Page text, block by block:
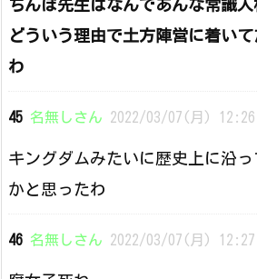
ちんぽ先生はなんであんな常識
どういう理由で土方陣営に着い
わ
45 名無しさん 2022/03/07(月)
キングダムみたいに歴史上に沿
かと思ったわ
46 名無しさん 2022/03/07(月)